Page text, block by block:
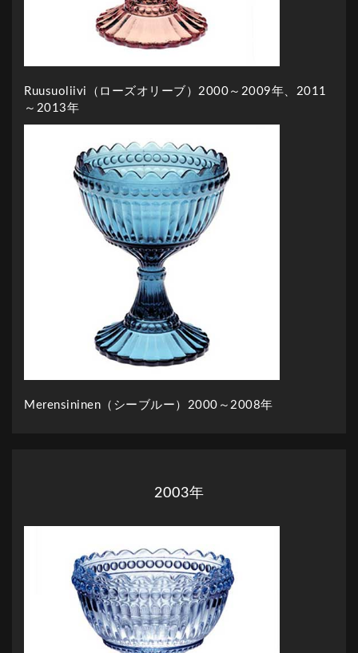
Ruusuoliivi（ローズオリーブ）2000～2009年、2011
～2013年
Merensininen（シーブルー）2000～2008年
2003年